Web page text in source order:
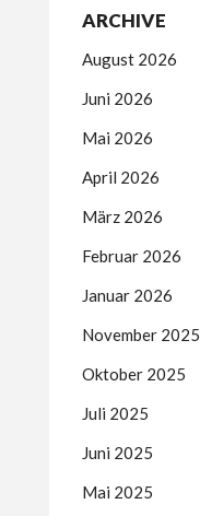
ARCHIVE
August 2026
Juni 2026
Mai 2026
April 2026
März 2026
Februar 2026
Januar 2026
November 2025
Oktober 2025
Juli 2025
Juni 2025
Mai 2025